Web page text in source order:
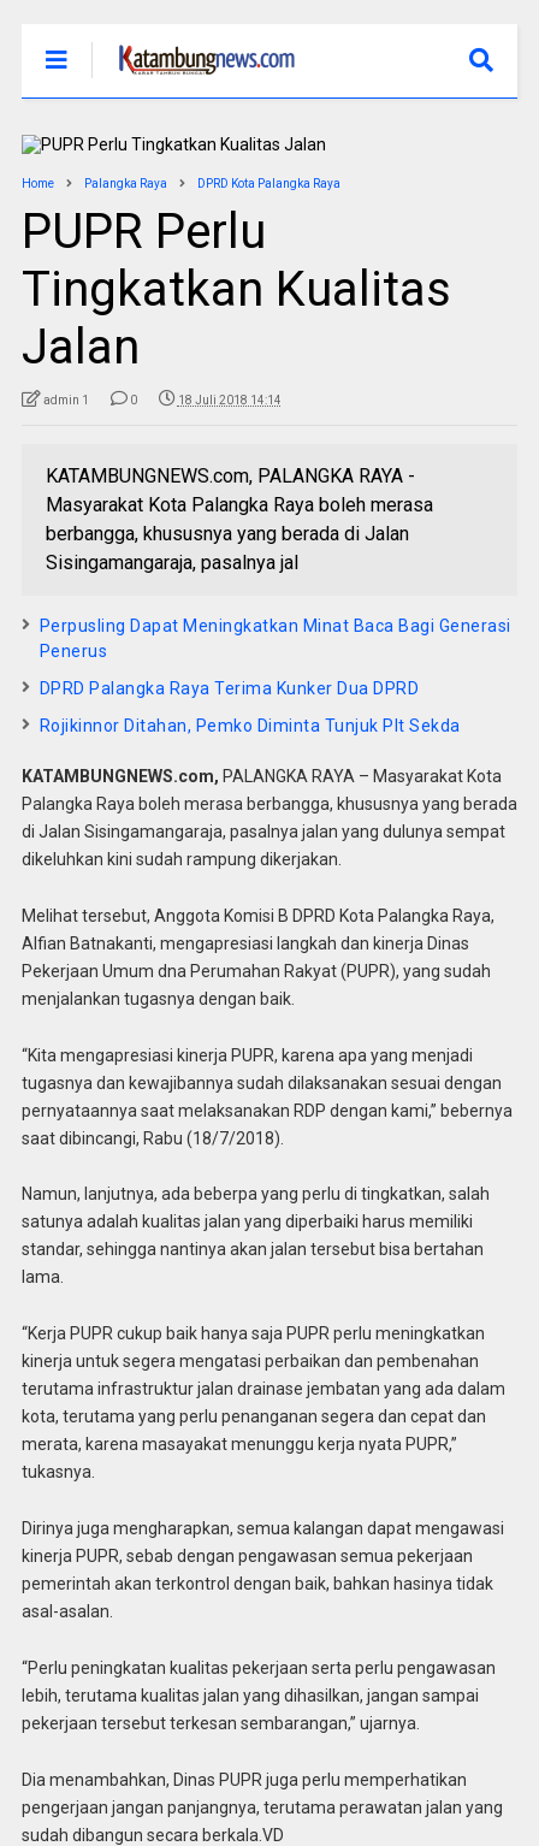
Home Palangka Raya DPRD Kota Palangka Raya
PUPR Perlu
Tingkatkan Kualitas
Jalan
admin 1 0 18 Juli 2018 14:14
KATAMBUNGNEWS.com, PALANGKA RAYA -
Masyarakat Kota Palangka Raya boleh merasa
berbangga, khususnya yang berada di Jalan
Sisingamangaraja, pasalnya jal
Perpusling Dapat Meningkatkan Minat Baca Bagi Generasi
Penerus
DPRD Palangka Raya Terima Kunker Dua DPRD
Rojikinnor Ditahan, Pemko Diminta Tunjuk Plt Sekda
KATAMBUNGNEWS.com, PALANGKA RAYA – Masyarakat Kota
Palangka Raya boleh merasa berbangga, khususnya yang berada
di Jalan Sisingamangaraja, pasalnya jalan yang dulunya sempat
dikeluhkan kini sudah rampung dikerjakan.
Melihat tersebut, Anggota Komisi B DPRD Kota Palangka Raya,
Alfian Batnakanti, mengapresiasi langkah dan kinerja Dinas
Pekerjaan Umum dna Perumahan Rakyat (PUPR), yang sudah
menjalankan tugasnya dengan baik.
“Kita mengapresiasi kinerja PUPR, karena apa yang menjadi
tugasnya dan kewajibannya sudah dilaksanakan sesuai dengan
pernyataannya saat melaksanakan RDP dengan kami,” bebernya
saat dibincangi, Rabu (18/7/2018).
Namun, lanjutnya, ada beberpa yang perlu di tingkatkan, salah
satunya adalah kualitas jalan yang diperbaiki harus memiliki
standar, sehingga nantinya akan jalan tersebut bisa bertahan
lama.
“Kerja PUPR cukup baik hanya saja PUPR perlu meningkatkan
kinerja untuk segera mengatasi perbaikan dan pembenahan
terutama infrastruktur jalan drainase jembatan yang ada dalam
kota, terutama yang perlu penanganan segera dan cepat dan
merata, karena masayakat menunggu kerja nyata PUPR,”
tukasnya.
Dirinya juga mengharapkan, semua kalangan dapat mengawasi
kinerja PUPR, sebab dengan pengawasan semua pekerjaan
pemerintah akan terkontrol dengan baik, bahkan hasinya tidak
asal-asalan.
“Perlu peningkatan kualitas pekerjaan serta perlu pengawasan
lebih, terutama kualitas jalan yang dihasilkan, jangan sampai
pekerjaan tersebut terkesan sembarangan,” ujarnya.
Dia menambahkan, Dinas PUPR juga perlu memperhatikan
pengerjaan jangan panjangnya, terutama perawatan jalan yang
sudah dibangun secara berkala.VD